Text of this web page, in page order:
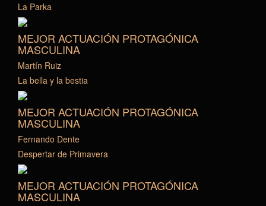
La Parka
MEJOR ACTUACIÓN PROTAGÓNICA
MASCULINA
Martín Ruiz
La bella y la bestia
MEJOR ACTUACIÓN PROTAGÓNICA
MASCULINA
Fernando Dente
Despertar de Primavera
MEJOR ACTUACIÓN PROTAGÓNICA
MASCULINA